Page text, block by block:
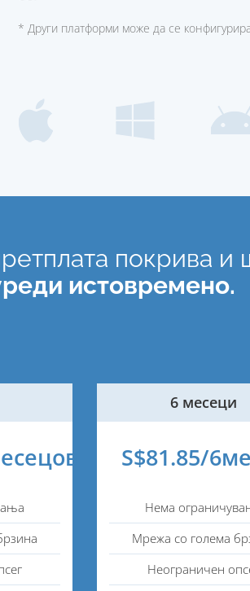
* Други платформи може да се
покрива и
истовремено.
6 месеци
S$81.85/
Нема
Мрежа со голема
Неограничен